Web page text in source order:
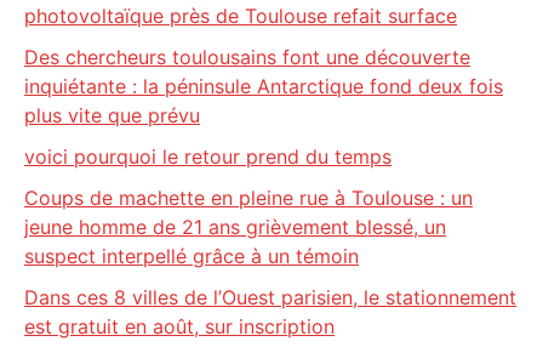
photovoltaïque près de Toulouse refait surface
Des chercheurs toulousains font une découverte
inquiétante : la péninsule Antarctique fond deux fois
plus vite que prévu
voici pourquoi le retour prend du temps
Coups de machette en pleine rue à Toulouse : un
jeune homme de 21 ans grièvement blessé, un
suspect interpellé grâce à un témoin
Dans ces 8 villes de l’Ouest parisien, le stationnement
est gratuit en août, sur inscription